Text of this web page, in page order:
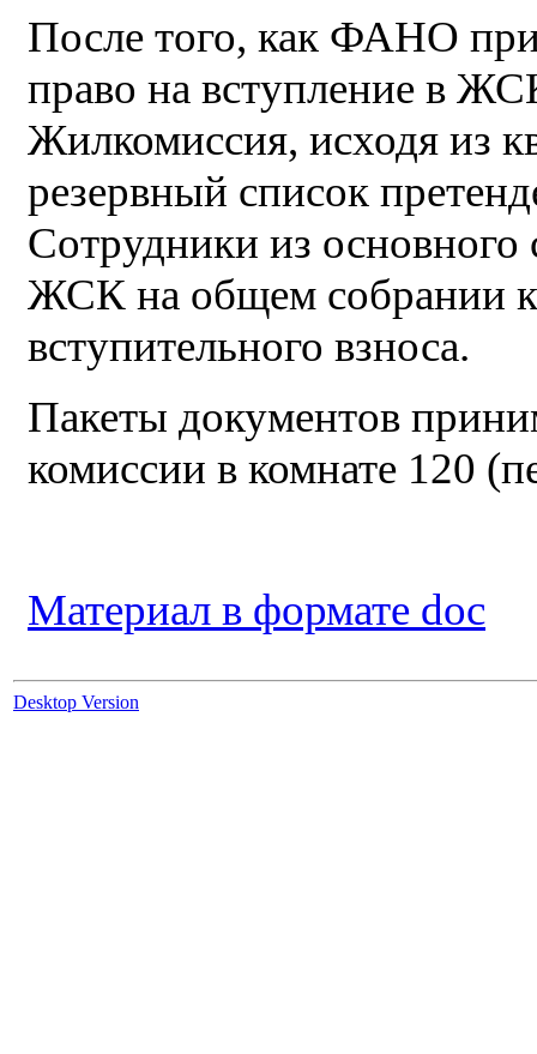
После того, как ФАНО
право на вступление в
Жилкомиссия, исходя из
резервный список
Сотрудники из
ЖСК на общем собрании
вступительного взноса.
Пакеты документов
комиссии в комнате 120
Материал в формате doc
Desktop Version